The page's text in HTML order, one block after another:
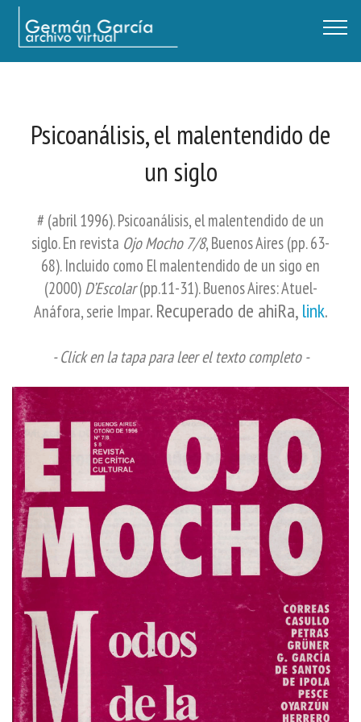
Germán García - Archivo Virtual / Centro Descartes, Buenos Aires
Psicoanálisis, el malentendido de
un siglo
# (abril 1996). Psicoanálisis, el malentendido de un
siglo. En revista Ojo Mocho 7/8, Buenos Aires (pp. 63-
68). Incluido como El malentendido de un sigo en
(2000)D’Escolar(pp.11-31). Buenos Aires: Atuel-
Anáfora, serie Impar. Recuperado de ahiRa,link.
- Click en la tapa para leer el texto completo -